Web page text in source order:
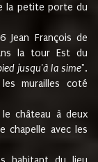
la petite porte du
Jean François de
la tour Est du
jusqu'à la sime".
murailles coté
château à deux
chapelle avec les